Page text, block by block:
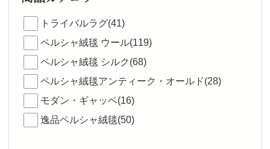
トライバルラグ(41)
ペルシャ絨毯 ウール(119)
ペルシャ絨毯 シルク(68)
ペルシャ絨毯アンティーク・オールド(28)
モダン・ギャッベ(16)
逸品ペルシャ絨毯(50)